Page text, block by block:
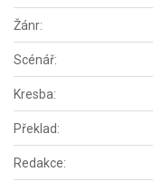
Žánr:
Scénář:
Kresba:
Překlad:
Redakce: